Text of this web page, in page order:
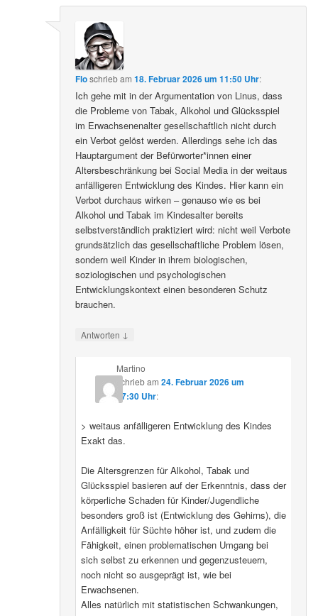
Floschriebam18. Februar 2026 um 11:50 Uhr:
Ich gehe mit in der Argumentation von Linus, dass
die Probleme von Tabak, Alkohol und Glücksspiel
im Erwachsenenalter gesellschaftlich nicht durch
ein Verbot gelöst werden. Allerdings sehe ich das
Hauptargument der Befürworter*innen einer
Altersbeschränkung bei Social Media in der weitaus
anfälligeren Entwicklung des Kindes. Hier kann ein
Verbot durchaus wirken – genauso wie es bei
Alkohol und Tabak im Kindesalter bereits
selbstverständlich praktiziert wird: nicht weil Verbote
grundsätzlich das gesellschaftliche Problem lösen,
sondern weil Kinder in ihrem biologischen,
soziologischen und psychologischen
Entwicklungskontext einen besonderen Schutz
brauchen.
Antworten ↓
Martino
schriebam 24. Februar 2026 um
07:30 Uhr:
> weitaus anfälligeren Entwicklung des Kindes
Exakt das.
Die Altersgrenzen für Alkohol, Tabak und
Glücksspiel basieren auf der Erkenntnis, dass der
körperliche Schaden für Kinder/Jugendliche
besonders groß ist (Entwicklung des Gehirns), die
Anfälligkeit für Süchte höher ist, und zudem die
Fähigkeit, einen problematischen Umgang bei
sich selbst zu erkennen und gegenzusteuern,
noch nicht so ausgeprägt ist, wie bei
Erwachsenen.
Alles natürlich mit statistischen Schwankungen,